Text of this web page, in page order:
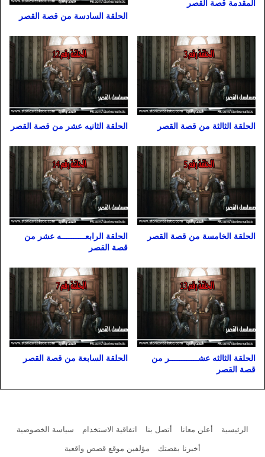
المقدمة قصة القصر
الحلقة السادسة من قصة القصر
الحلقة الثالثة من قصة القصر الحلقة الثانيه عشر من قصة القصر
الحلقة الخامسة من قصة القصر
الحلقة الرابعــــــــــه عشر من
قصة القصر
الحلقة الثالثه عشــــــــــــر من
قصة القصر
الحلقة السابعة من قصة القصر
الرئيسية أعلن معانا أتصل بنا اتفاقية الاستخدام
سياسة الخصوصية
أخبرنا بقصتك
مؤلفين موقع قصص واقعية